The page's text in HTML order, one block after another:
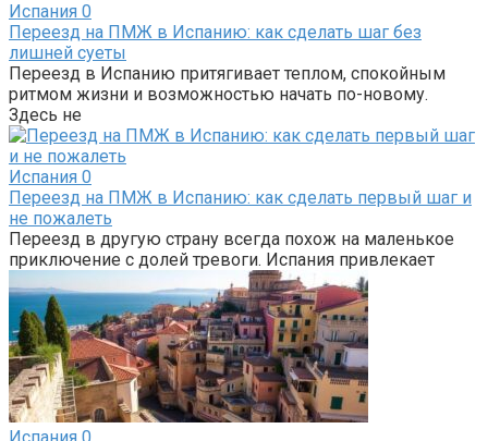
Испания 0
Переезд на ПМЖ в Испанию: как сделать шаг без
лишней суеты
Переезд в Испанию притягивает теплом, спокойным
ритмом жизни и возможностью начать по-новому.
Здесь не
Испания 0
Переезд на ПМЖ в Испанию: как сделать первый шаг и
не пожалеть
Переезд в другую страну всегда похож на маленькое
приключение с долей тревоги. Испания привлекает